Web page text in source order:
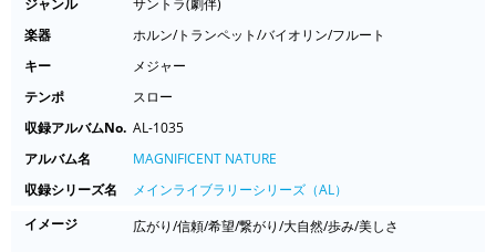
ジャンル
サントラ(劇伴)
楽器
ホルン/トランペット/バイオリン/フルート
キー
メジャー
テンポ
スロー
収録アルバムNo. AL-1035
アルバム名
MAGNIFICENT NATURE
収録シリーズ名
メインライブラリーシリーズ（AL）
イメージ
広がり/信頼/希望/繋がり/大自然/歩み/美しさ